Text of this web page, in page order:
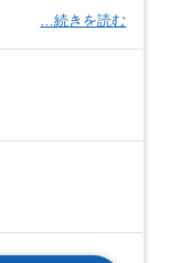
…続きを読む